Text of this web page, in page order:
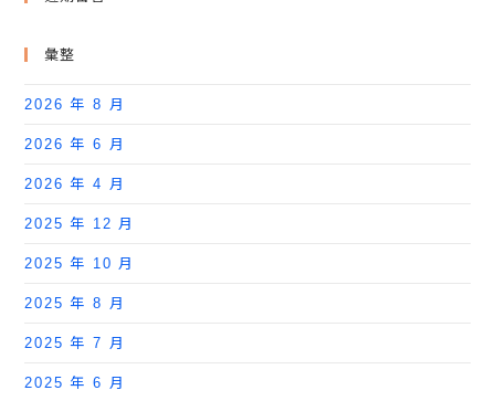
彙整
2026 年 8 月
2026 年 6 月
2026 年 4 月
2025 年 12 月
2025 年 10 月
2025 年 8 月
2025 年 7 月
2025 年 6 月